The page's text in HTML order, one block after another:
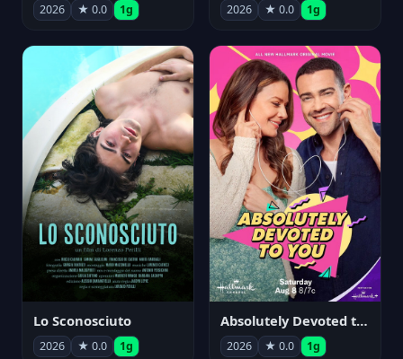
2026 ★ 0.0 1g 2026 ★ 0.0 1g
Lo Sconosciuto
2026 ★ 0.0 1g
Absolutely Devoted to You
2026 ★ 0.0 1g